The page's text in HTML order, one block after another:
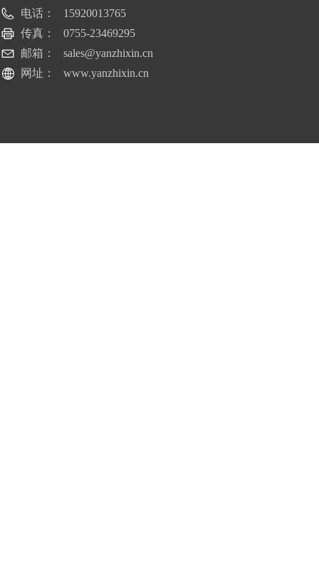
电话：
15920013765
传真：
0755-23469295
邮箱：
sales@yanzhixin.cn
网址：
www.yanzhixin.cn